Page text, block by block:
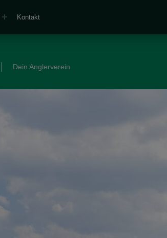
Kontakt
Dein Anglerverein